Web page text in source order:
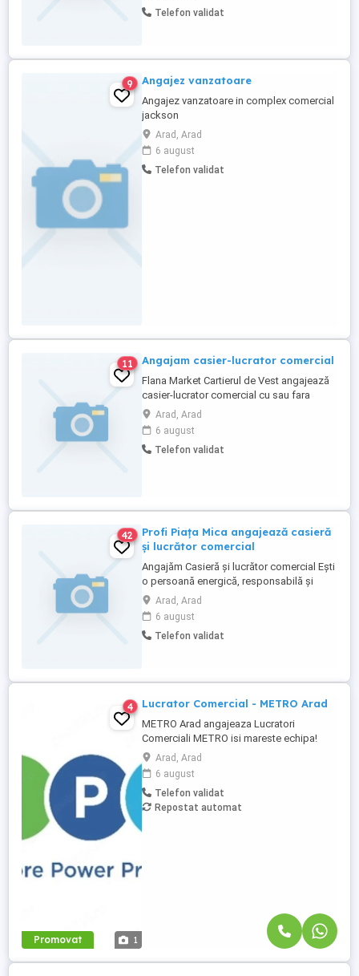
Telefon validat
9 Angajez vanzatoare
Angajez vanzatoare in complex comercial
jackson
Arad, Arad
6 august
Telefon validat
11 Angajam casier-lucrator comercial
Flana Market Cartierul de Vest angajează
casier-lucrator comercial cu sau fara
experiență,se lucrează în 2 schimburi.
Detalii la telefon sau in magazin .
Arad, Arad
6 august
Telefon validat
42
Profi Piața Mica angajează casieră
și lucrător comercial
Angajăm Casieră și lucrător comercial Ești
o persoană energică, responsabilă și
orientată spre client? Alătură-te echipei
noastre din magazinul Profi și
construiește o carieră într-un mediu stabil
și prietenos! Ce căutăm: Atitudine pozitivă
Arad, Arad
6 august
Telefon validat
Promovat 1
4 Lucrator Comercial - METRO Arad
METRO Arad angajeaza Lucratori
Comerciali METRO isi mareste echipa!
Recrutam Lucratori Comerciali pentru
magazinul METRO Arad, situat pe Sos.
Calea Zimandului, nr. 43C. Ce vei face:
Alimentarea rafturilor cu marfa; Aranjarea
produselor conform principiului FIFO;
Arad, Arad
6 august
Telefon validat
Repostat automat